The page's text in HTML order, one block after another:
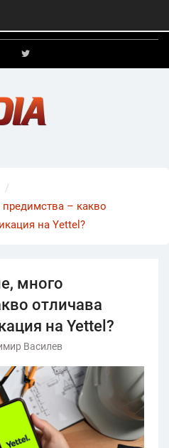
– какво
на Yettel?
много
отличава
на Yettel?
Василев